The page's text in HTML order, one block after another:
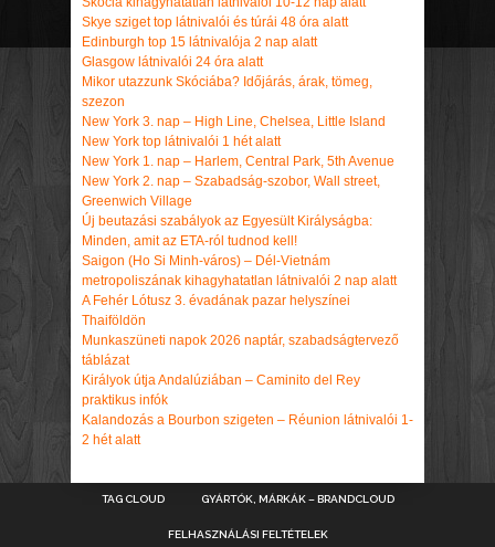
Skye sziget top látnivalói és túrái 48 óra alatt
Edinburgh top 15 látnivalója 2 nap alatt
Glasgow látnivalói 24 óra alatt
Mikor utazzunk Skóciába? Időjárás, árak, tömeg,
szezon
New York 3. nap – High Line, Chelsea, Little Island
New York top látnivalói 1 hét alatt
New York 1. nap – Harlem, Central Park, 5th Avenue
New York 2. nap – Szabadság-szobor, Wall street,
Greenwich Village
Új beutazási szabályok az Egyesült Királyságba:
Minden, amit az ETA-ról tudnod kell!
Saigon (Ho Si Minh-város) – Dél-Vietnám
metropoliszának kihagyhatatlan látnivalói 2 nap alatt
A Fehér Lótusz 3. évadának pazar helyszínei
Thaiföldön
Munkaszüneti napok 2026 naptár, szabadságtervező
táblázat
Királyok útja Andalúziában – Caminito del Rey
praktikus infók
Kalandozás a Bourbon szigeten – Réunion látnivalói 1-
2 hét alatt
TAG CLOUD GYÁRTÓK, MÁRKÁK – BRANDCLOUD
FELHASZNÁLÁSI FELTÉTELEK